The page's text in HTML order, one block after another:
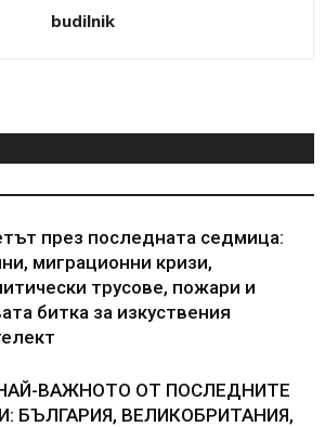
budilnik
през последната седмица:
миграционни кризи,
трусове, пожари и
битка за изкуствения
ВАЖНОТО ОТ ПОСЛЕДНИТЕ
БЪЛГАРИЯ, ВЕЛИКОБРИТАНИЯ,